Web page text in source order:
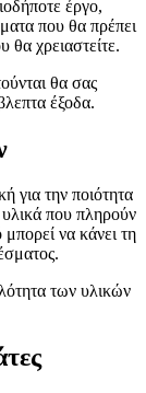
έργο,
που θα πρέπει
θα χρειαστείτε.
θα σας
έξοδα.
για την ποιότητα
υλικά που πληρούν
να κάνει τη
των υλικών